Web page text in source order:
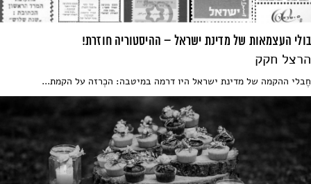
בולי העצמאות של מדינת ישראל – ההיסטוריה חוזרת!
הרצל חקק
חֶבלי ההקמה של מדינת ישראל היו דרמה במיטבה: הכְרזה על הקמת...